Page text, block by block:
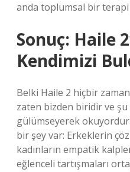
anda toplumsal bir
Sonuç: Haile
Kendimizi
Belki Haile 2 hiçbir
zaten bizden biridir ve şu
gülümseyerek
bir şey var: Erkeklerin
kadınların empatik
eğlenceli tartışmaları